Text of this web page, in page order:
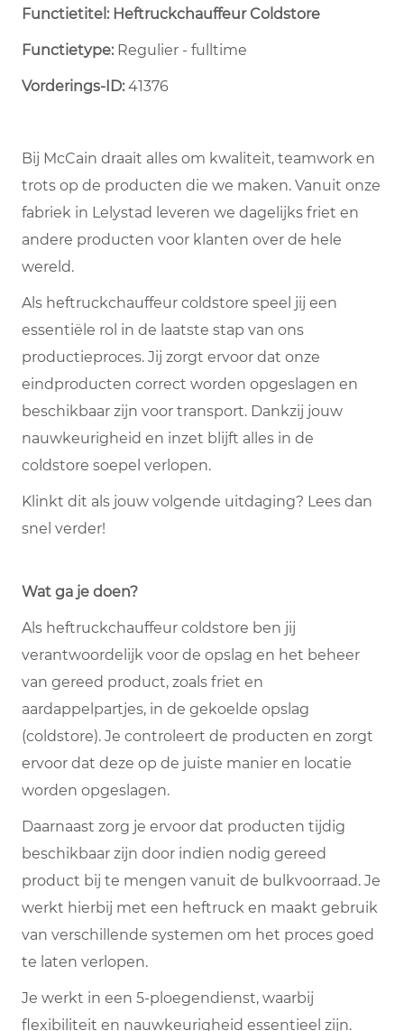
Functietitel: Heftruckchauffeur Coldstore
Functietype:Regulier - fulltime ​
Vorderings-ID:41376
Bij McCain draait alles om kwaliteit, teamwork en
trots op de producten die we maken. Vanuit onze
fabriek in Lelystad leveren we dagelijks friet en
andere producten voor klanten over de hele
wereld.
Als heftruckchauffeur coldstore speel jij een
essentiële rol in de laatste stap van ons
productieproces. Jij zorgt ervoor dat onze
eindproducten correct worden opgeslagen en
beschikbaar zijn voor transport. Dankzij jouw
nauwkeurigheid en inzet blijft alles in de
coldstore soepel verlopen.
Klinkt dit als jouw volgende uitdaging? Lees dan
snel verder!
Wat ga je doen?
Als heftruckchauffeur coldstore ben jij
verantwoordelijk voor de opslag en het beheer
van gereed product, zoals friet en
aardappelpartjes, in de gekoelde opslag
(coldstore). Je controleert de producten en zorgt
ervoor dat deze op de juiste manier en locatie
worden opgeslagen.
Daarnaast zorg je ervoor dat producten tijdig
beschikbaar zijn door indien nodig gereed
product bij te mengen vanuit de bulkvoorraad. Je
werkt hierbij met een heftruck en maakt gebruik
van verschillende systemen om het proces goed
te laten verlopen.
Je werkt in een 5-ploegendienst, waarbij
flexibiliteit en nauwkeurigheid essentieel zijn.